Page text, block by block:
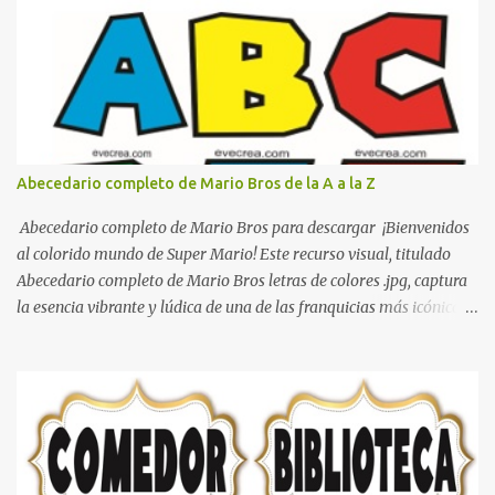
decorar el dormitorio con pósters Cama con diseño de ring de
boxeo Ideas para decoraciones de fiestas infantiles Cosas bonitas
que se pueden hacer con gomas de coche
Abecedario completo de Mario Bros de la A a la Z
Abecedario completo de Mario Bros para descargar ¡Bienvenidos
al colorido mundo de Super Mario! Este recurso visual, titulado
Abecedario completo de Mario Bros letras de colores .jpg, captura
la esencia vibrante y lúdica de una de las franquicias más icónicas
tipografía clásica y robusta que los fans han reconocido por
décadas. En esta primera sección, el abecedario nos presenta:
Identidad Visual: Un diseño de bloques con bordes negros gruesos
que resaltan sobre cualquier fondo. Paleta de Colores: Una